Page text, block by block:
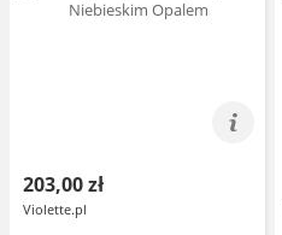
203,00 zł
Violette.pl